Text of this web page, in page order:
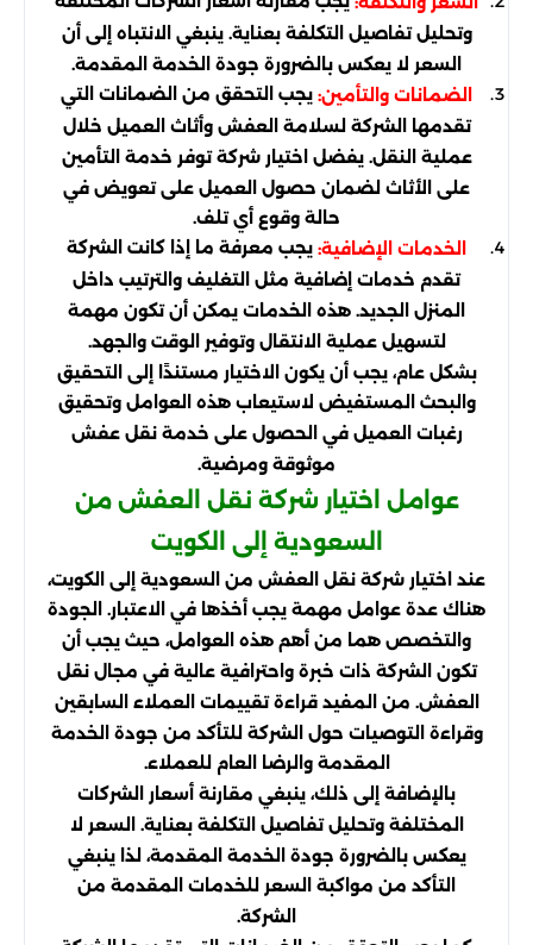
وتحليل تفاصيل التكلفة بعناية. ينبغي الانتباه إلى أن
السعر لا يعكس بالضرورة جودة الخدمة المقدمة.
الضمانات والتأمين: يجب التحقق من الضمانات التي
تقدمها الشركة لسلامة العفش وأثاث العميل خلال
عملية النقل. يفضل اختيار شركة توفر خدمة التأمين
على الأثاث لضمان حصول العميل على تعويض في
حالة وقوع أي تلف.
الخدمات الإضافية: يجب معرفة ما إذا كانت الشركة
تقدم خدمات إضافية مثل التغليف والترتيب داخل
المنزل الجديد. هذه الخدمات يمكن أن تكون مهمة
لتسهيل عملية الانتقال وتوفير الوقت والجهد.
بشكل عام، يجب أن يكون الاختيار مستندًا إلى التحقيق
والبحث المستفيض لاستيعاب هذه العوامل وتحقيق
رغبات العميل في الحصول على خدمة نقل عفش
موثوقة ومرضية.
عوامل اختيار شركة نقل العفش من
السعودية إلى الكويت
عند اختيار شركة نقل العفش من السعودية إلى الكويت،
هناك عدة عوامل مهمة يجب أخذها في الاعتبار. الجودة
والتخصص هما من أهم هذه العوامل، حيث يجب أن
تكون الشركة ذات خبرة واحترافية عالية في مجال نقل
العفش. من المفيد قراءة تقييمات العملاء السابقين
وقراءة التوصيات حول الشركة للتأكد من جودة الخدمة
المقدمة والرضا العام للعملاء.
بالإضافة إلى ذلك، ينبغي مقارنة أسعار الشركات
المختلفة وتحليل تفاصيل التكلفة بعناية. السعر لا
يعكس بالضرورة جودة الخدمة المقدمة، لذا ينبغي
التأكد من مواكبة السعر للخدمات المقدمة من
الشركة.